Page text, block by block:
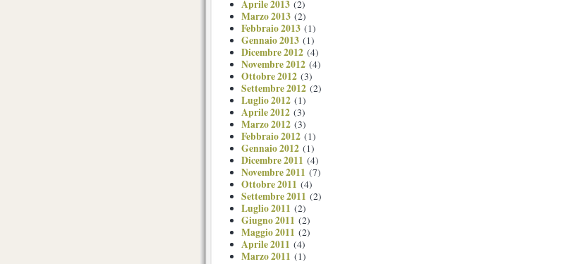
Aprile 2013 (2)
Marzo 2013 (2)
Febbraio 2013 (1)
Gennaio 2013 (1)
Dicembre 2012 (4)
Novembre 2012 (4)
Ottobre 2012 (3)
Settembre 2012 (2)
Luglio 2012 (1)
Aprile 2012 (3)
Marzo 2012 (3)
Febbraio 2012 (1)
Gennaio 2012 (1)
Dicembre 2011 (4)
Novembre 2011 (7)
Ottobre 2011 (4)
Settembre 2011 (2)
Luglio 2011 (2)
Giugno 2011 (2)
Maggio 2011 (2)
Aprile 2011 (4)
Marzo 2011 (1)